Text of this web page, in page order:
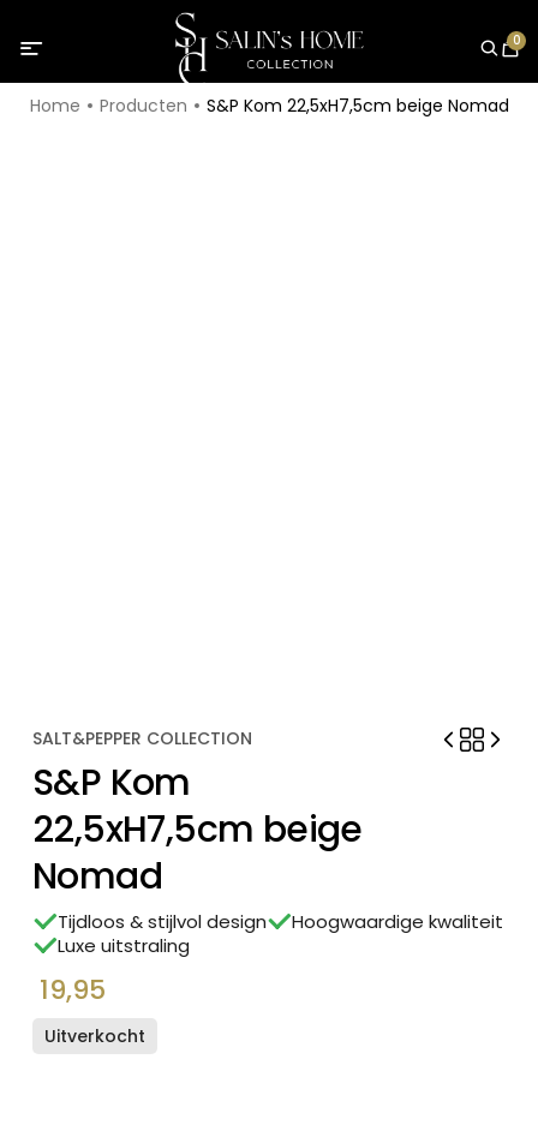
0
Home Producten S&P Kom 22,5xH7,5cm beige Nomad
SALT&PEPPER COLLECTION
S&P Kom
22,5xH7,5cm beige
Nomad
Tijdloos & stijlvol design
Hoogwaardige kwaliteit
Luxe uitstraling
19,95
Uitverkocht